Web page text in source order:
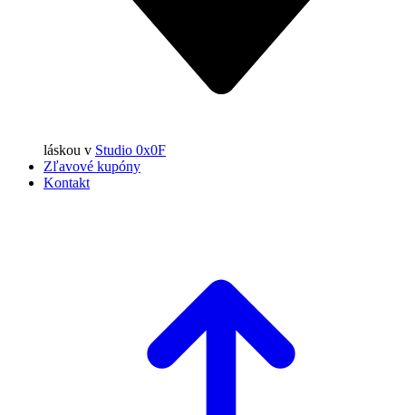
láskou v Studio 0x0F
Zľavové kupóny
Kontakt